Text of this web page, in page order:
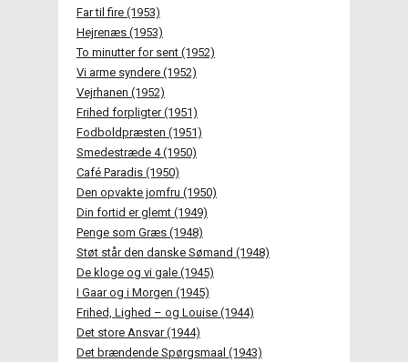
Far til fire (1953)
Hejrenæs (1953)
To minutter for sent (1952)
Vi arme syndere (1952)
Vejrhanen (1952)
Frihed forpligter (1951)
Fodboldpræsten (1951)
Smedestræde 4 (1950)
Café Paradis (1950)
Den opvakte jomfru (1950)
Din fortid er glemt (1949)
Penge som Græs (1948)
Støt står den danske Sømand (1948)
De kloge og vi gale (1945)
I Gaar og i Morgen (1945)
Frihed, Lighed – og Louise (1944)
Det store Ansvar (1944)
Det brændende Spørgsmaal (1943)